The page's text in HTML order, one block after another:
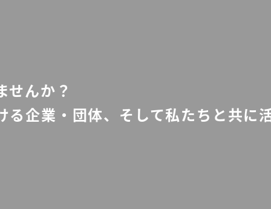
せんか？
企業・団体、そして私たちと共に